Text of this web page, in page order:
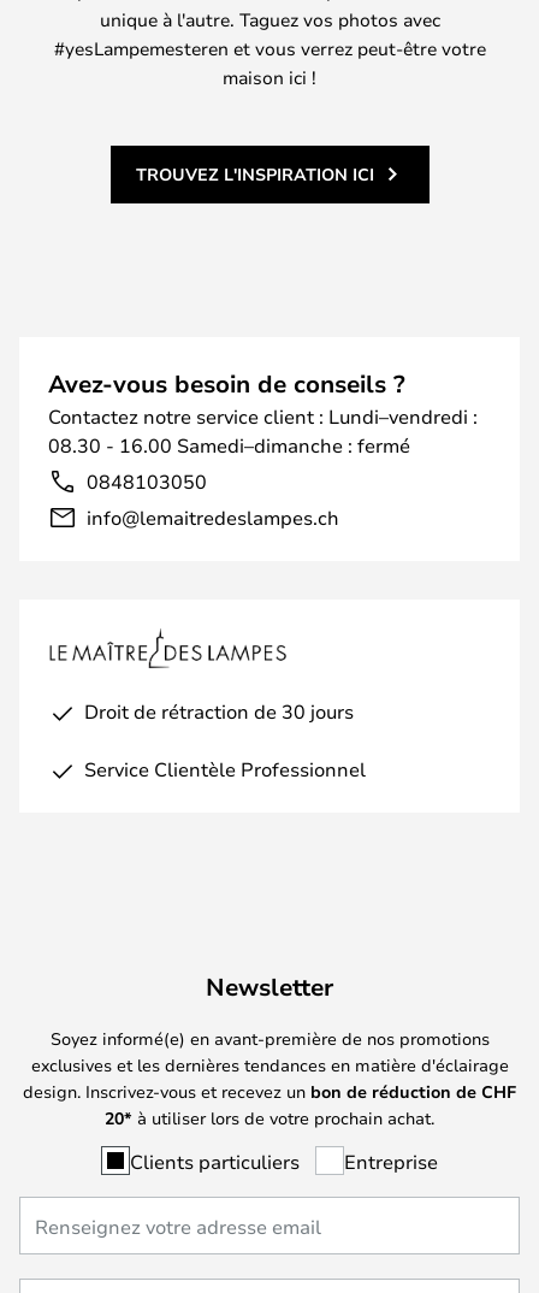
unique à l'autre. Taguez vos photos avec
#yesLampemesteren et vous verrez peut-être votre
maison ici !
TROUVEZ L'INSPIRATION ICI
Avez-vous besoin de conseils ?
Contactez notre service client : Lundi–vendredi :
08.30 - 16.00 Samedi–dimanche : fermé
0848103050
info@lemaitredeslampes.ch
Droit de rétraction de 30 jours
Service Clientèle Professionnel
Newsletter
Soyez informé(e) en avant-première de nos promotions
exclusives et les dernières tendances en matière d'éclairage
design. Inscrivez-vous et recevez un bon de réduction de CHF
20* à utiliser lors de votre prochain achat.
Clients particuliers Entreprise